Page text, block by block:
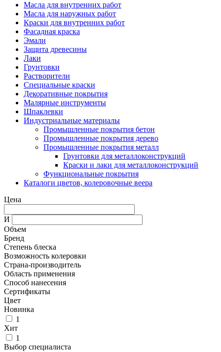
Масла для внутренних работ
Масла для наружных работ
Краски для внутренних работ
Фасадная краска
Эмали
Защита древесины
Лаки
Грунтовки
Растворители
Специальные краски
Декоративные покрытия
Малярные инструменты
Шпаклевки
Индустриальные материалы
Промышленные покрытия бетон
Промышленные покрытия дерево
Промышленные покрытия металл
Грунтовки для металлоконструкций
Краски и лаки для металлоконструкций
Функциональные покрытия
Каталоги цветов, колеровочные веера
Цена
И
Объем
Бренд
Степень блеска
Возможность колеровки
Страна-производитель
Область применения
Способ нанесения
Сертификаты
Цвет
Новинка
1
Хит
1
Выбор специалиста